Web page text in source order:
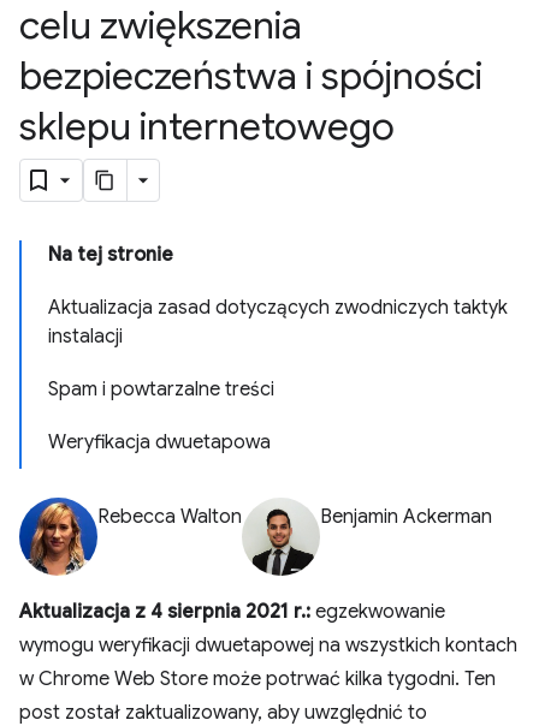
celu zwiększenia
bezpieczeństwa i spójności
sklepu internetowego
Na tej stronie
Aktualizacja zasad dotyczących zwodniczych taktyk
instalacji
Spam i powtarzalne treści
Weryfikacja dwuetapowa
Rebecca Walton Benjamin Ackerman
Aktualizacja z 4 sierpnia 2021 r.: egzekwowanie
wymogu weryfikacji dwuetapowej na wszystkich kontach
w Chrome Web Store może potrwać kilka tygodni. Ten
post został zaktualizowany, aby uwzględnić to